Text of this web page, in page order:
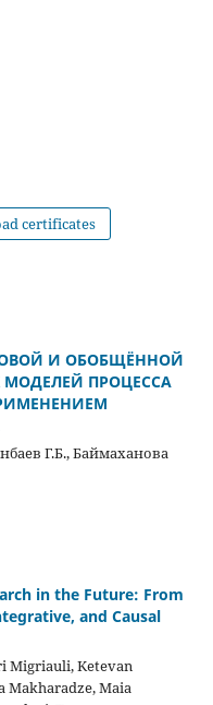
certificates
И ОБОБЩЁННОЙ
ПРОЦЕССА
Г.Б., Баймаханова
in the Future: From
and Causal
Migriauli, Ketevan
Makharadze, Maia